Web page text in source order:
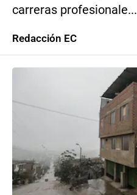
carreras profesionale...
Redacción EC